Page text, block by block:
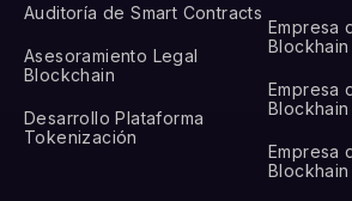
Auditoría de Smart Contracts
Asesoramiento Legal
Blockchain
Desarrollo Plataforma
Tokenización
Empresa
Empresa
Empresa